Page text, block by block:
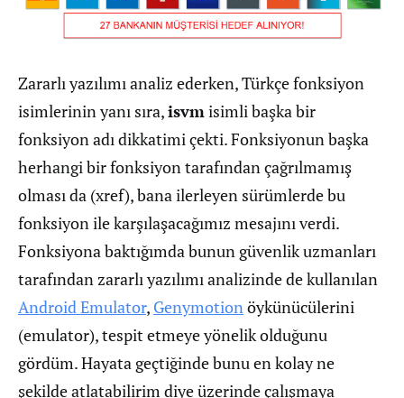
Zararlı yazılımı analiz ederken, Türkçe fonksiyon
isimlerinin yanı sıra,isvmisimli başka bir
fonksiyon adı dikkatimi çekti. Fonksiyonun başka
herhangi bir fonksiyon tarafından çağrılmamış
olması da (xref), bana ilerleyen sürümlerde bu
fonksiyon ile karşılaşacağımız mesajını verdi.
Fonksiyona baktığımda bunun güvenlik uzmanları
tarafından zararlı yazılımı analizinde de kullanılan
Android Emulator, Genymotionöykünücülerini
(emulator), tespit etmeye yönelik olduğunu
gördüm. Hayata geçtiğinde bunu en kolay ne
şekilde atlatabilirim diye üzerinde çalışmaya